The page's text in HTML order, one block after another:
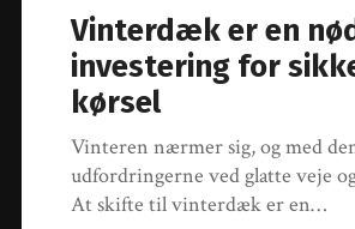
Vinterdæk er en
investering for
kørsel
Vinteren nærmer sig, og med
udfordringerne ved glatte veje
At skifte til vinterdæk er en…